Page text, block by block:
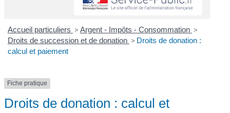
Accueil particuliers > Argent - Impôts - Consommation >
Droits de succession et de donation > Droits de donation :
calcul et paiement
Fiche pratique
Droits de donation : calcul et